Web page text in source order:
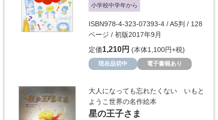
小学校中学年から
ISBN978-4-323-07393-4 / A5判 / 128
ページ / 初版2017年9月
定価1,210円 (本体1,100円+税)
現在品切中 電子書籍あり
大人になっても忘れたくない いもと
ようこ世界の名作絵本
星の王子さま